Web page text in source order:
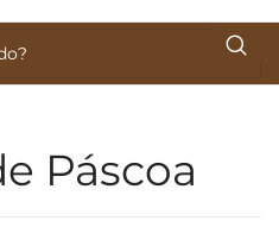
Páscoa